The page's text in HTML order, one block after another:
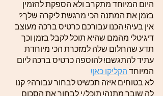
היום המיוחד מתקרב ולא הספקת להזמין
בזמן את המתנה הכי מרגשת ליקרה שלך?
אין בעיה! הכנו עבורכם כרטיס ברכה מעוצב
דיגיטלי מהמם שהיא תוכל לקבל בזמן וכך
תדע שהחלום שלה למזכרת הכי מיוחדת
עתיד להתגשם! להוספה כרטיס ברכה ליום
המיוחד הקליקו כאן!
לא בטוחים איזה תכשיט לבחור עבורה? קנו
לה שובר מתנה! תוכל/י לבחור את הסכום